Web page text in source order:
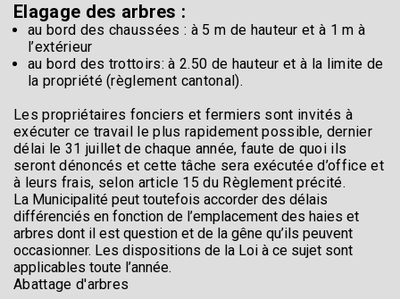
Elagage des arbres :
au bord des chaussées : à 5 m de hauteur et à 1 m à
l’extérieur
au bord des trottoirs: à 2.50 de hauteur et à la limite de
la propriété (règlement cantonal).
Les propriétaires fonciers et fermiers sont invités à
exécuter ce travail le plus rapidement possible, dernier
délai le 31 juillet de chaque année, faute de quoi ils
seront dénoncés et cette tâche sera exécutée d’office et
à leurs frais, selon article 15 du Règlement précité.
La Municipalité peut toutefois accorder des délais
différenciés en fonction de l’emplacement des haies et
arbres dont il est question et de la gêne qu’ils peuvent
occasionner. Les dispositions de la Loi à ce sujet sont
applicables toute l’année.
Abattage d'arbres